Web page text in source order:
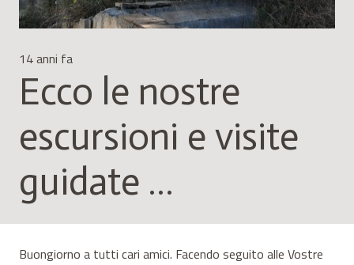
14 anni fa
Ecco le nostre
escursioni e visite
guidate …
Buongiorno a tutti cari amici. Facendo seguito alle Vostre